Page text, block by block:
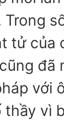
Trong
tử của
đã
với
thầy vì